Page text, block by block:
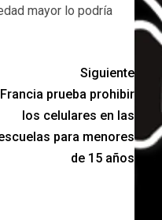
mayor lo podría
Siguiente
Francia prueba prohibir
los celulares en las
para menores
de 15 años